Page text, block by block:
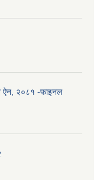
ऐन, २०८१ -फाइनल